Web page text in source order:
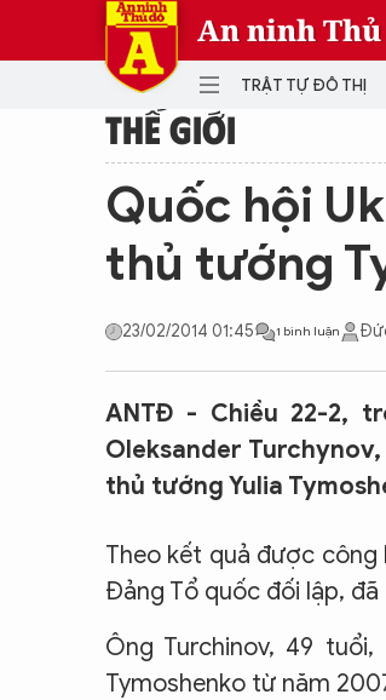
An ninh
TRẬT TỰ ĐÔ THỊ
TRẬT TỰ ĐÔ THỊ
THẾ GIỚI
THÀNH PHỐ
THỂ THAO
KINH DOANH
CON ĐƯỜNG
THẾ GIỚI
Quốc hội
thủ tướng
23/02/2014 01:45 1 bình luận
ANTĐ - Chiều 22-2,
Oleksander
thủ tướng Yulia
Theo kết quả được
Đảng Tổ quốc đối lập,
Ông Turchinov, 49
Tymoshenko từ năm